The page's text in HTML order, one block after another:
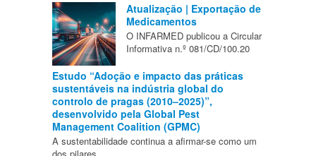
Atualização | Exportação de
Medicamentos
O INFARMED publicou a Circular
Informativa n.º 081/CD/100.20
Estudo “Adoção e impacto das práticas
sustentáveis na indústria global do
controlo de pragas (2010–2025)”,
desenvolvido pela Global Pest
Management Coalition (GPMC)
A sustentabilidade continua a afirmar-se como um